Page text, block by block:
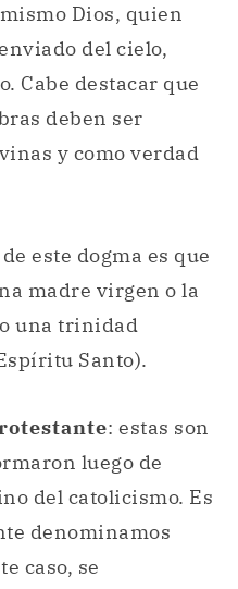
Dios, quien
del cielo,
Cabe destacar que
deben ser
y como verdad
este dogma es que
madre virgen o la
una trinidad
Santo).
: estas son
luego de
del catolicismo. Es
denominamos
caso, se